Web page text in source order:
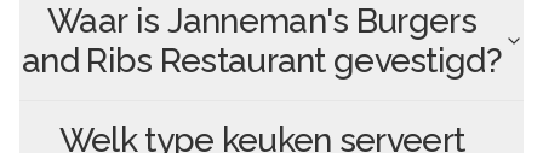
Waar is Janneman's Burgers
and Ribs Restaurantgevestigd?
Welk type keuken serveert